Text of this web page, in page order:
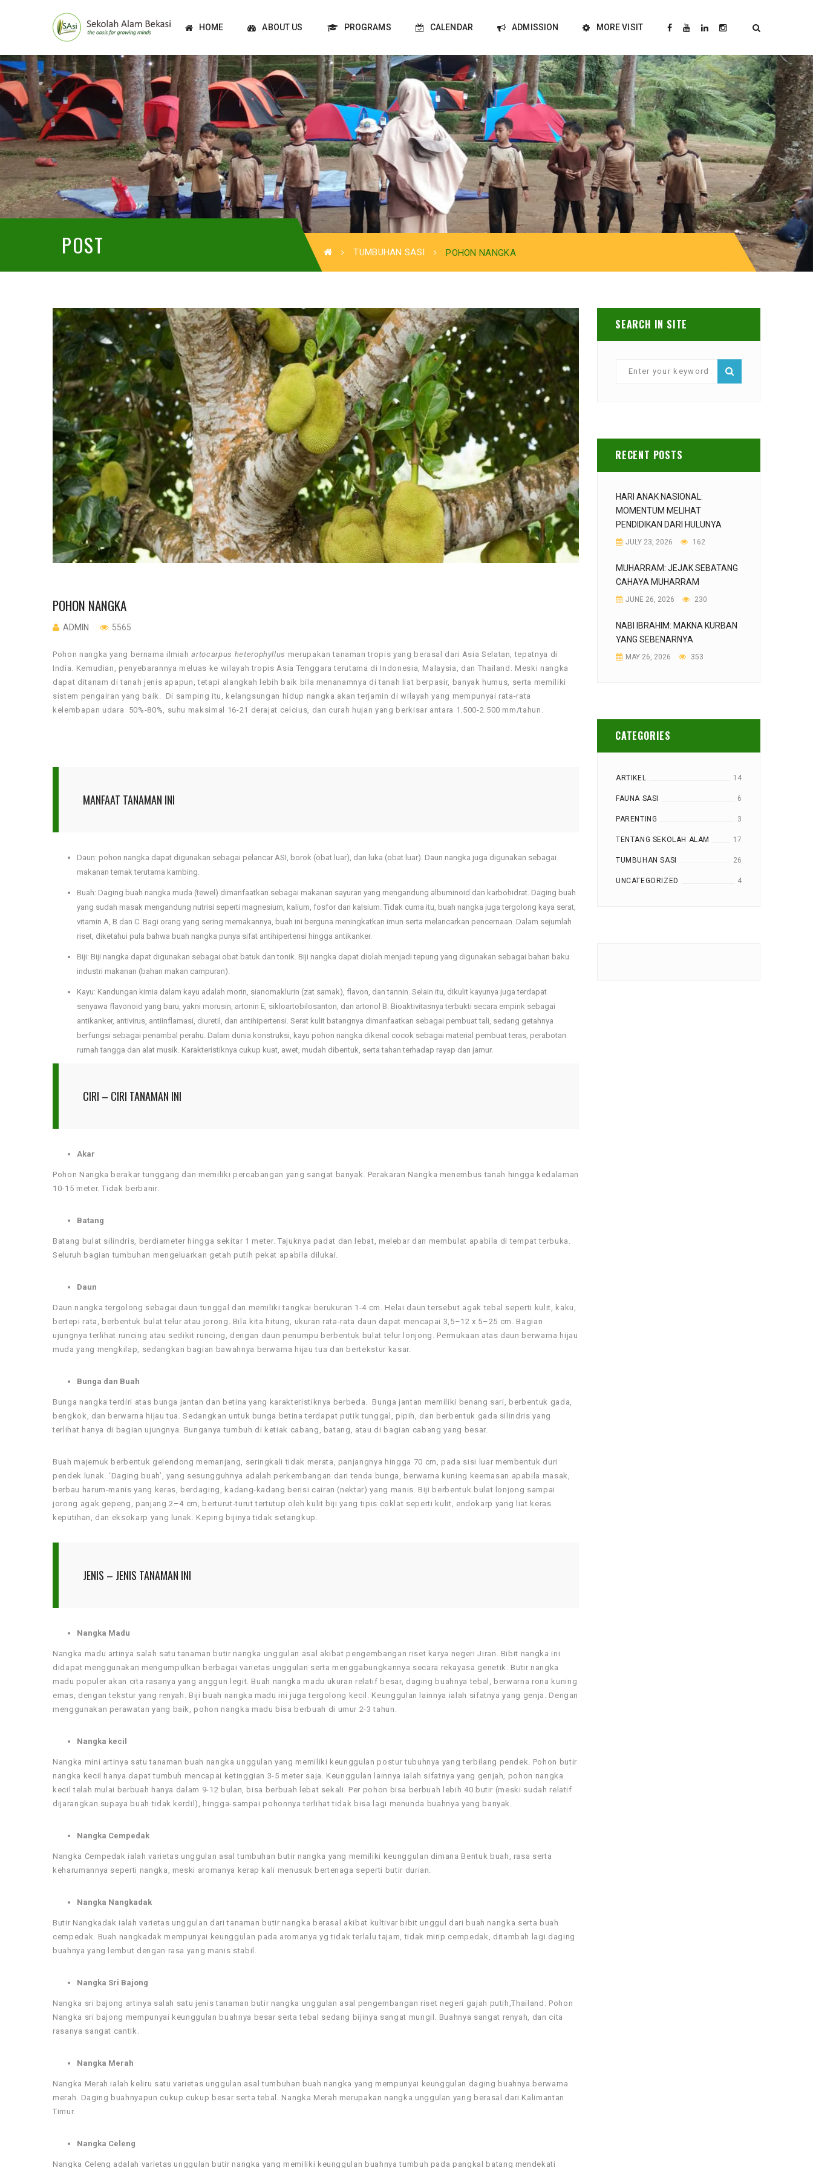
HOME ABOUT US PROGRAMS CALENDAR ADMISSION MORE VISIT
POST TUMBUHAN SASI POHON NANGKA
POHON NANGKA
ADMIN 5565
Pohon nangka yang bernama ilmiahartocarpus heterophyllus merupakan tanaman tropis yang berasal dari Asia Selatan, tepatnya di
India. Kemudian, penyebarannya meluas ke wilayah tropis Asia Tenggara terutama di Indonesia, Malaysia, dan Thailand. Meski nangka
dapat ditanam di tanah jenis apapun, tetapi alangkah lebih baik bila menanamnya di tanah liat berpasir, banyak humus, serta memiliki
sistem pengairan yang baik. Di samping itu, kelangsungan hidup nangka akan terjamin di wilayah yang mempunyai rata-rata
kelembapan udara 50%-80%, suhu maksimal 16-21 derajat celcius, dan curah hujan yang berkisar antara 1.500-2.500 mm/tahun.
MANFAAT TANAMAN INI
Daun: pohon nangka dapat digunakan sebagai pelancar ASI, borok (obat luar), dan luka (obat luar). Daun nangka juga digunakan sebagai
makanan ternak terutama kambing.
Buah: Daging buah nangka muda (tewel) dimanfaatkan sebagai makanan sayuran yang mengandung albuminoid dan karbohidrat. Daging buah
yang sudah masak mengandung nutrisi seperti magnesium, kalium, fosfor dan kalsium. Tidak cuma itu, buah nangka juga tergolong kaya serat,
vitamin A, B dan C. Bagi orang yang sering memakannya, buah ini berguna meningkatkan imun serta melancarkan pencernaan. Dalam sejumlah
riset, diketahui pula bahwa buah nangka punya sifat antihipertensi hingga antikanker.
Biji: Biji nangka dapat digunakan sebagai obat batuk dan tonik. Biji nangka dapat diolah menjadi tepung yang digunakan sebagai bahan baku
industri makanan (bahan makan campuran).
Kayu: Kandungan kimia dalam kayu adalah morin, sianomaklurin (zat samak), flavon, dan tannin. Selain itu, dikulit kayunya juga terdapat
senyawa flavonoid yang baru, yakni morusin, artonin E, sikloartobilosanton, dan artonol B. Bioaktivitasnya terbukti secara empirik sebagai
antikanker, antivirus, antiinflamasi, diuretil, dan antihipertensi. Serat kulit batangnya dimanfaatkan sebagai pembuat tali, sedang getahnya
berfungsi sebagai penambal perahu. Dalam dunia konstruksi, kayu pohon nangka dikenal cocok sebagai material pembuat teras, perabotan
rumah tangga dan alat musik. Karakteristiknya cukup kuat, awet, mudah dibentuk, serta tahan terhadap rayap dan jamur.
CIRI – CIRI TANAMAN INI
Akar
Pohon Nangka berakar tunggang dan memiliki percabangan yang sangat banyak. Perakaran Nangka menembus tanah hingga kedalaman
10-15 meter. Tidak berbanir.
Batang
Batang bulat silindris, berdiameter hingga sekitar 1 meter. Tajuknya padat dan lebat, melebar dan membulat apabila di tempat terbuka.
Seluruh bagian tumbuhan mengeluarkan getah putih pekat apabila dilukai.
Daun
Daun nangka tergolong sebagai daun tunggal dan memiliki tangkai berukuran 1-4 cm. Helai daun tersebut agak tebal seperti kulit, kaku,
bertepi rata, berbentuk bulat telur atau jorong. Bila kita hitung, ukuran rata-rata daun dapat mencapai 3,5–12 x 5–25 cm. Bagian
ujungnya terlihat runcing atau sedikit runcing, dengan daun penumpu berbentuk bulat telur lonjong. Permukaan atas daun berwarna hijau
muda yang mengkilap, sedangkan bagian bawahnya berwarna hijau tua dan bertekstur kasar.
Bunga dan Buah
Bunga nangka terdiri atas bunga jantan dan betina yang karakteristiknya berbeda. Bunga jantan memiliki benang sari, berbentuk gada,
bengkok, dan berwarna hijau tua. Sedangkan untuk bunga betina terdapat putik tunggal, pipih, dan berbentuk gada silindris yang
terlihat hanya di bagian ujungnya. Bunganya tumbuh di ketiak cabang, batang, atau di bagian cabang yang besar.
Buah majemuk berbentuk gelendong memanjang, seringkali tidak merata, panjangnya hingga 70 cm, pada sisi luar membentuk duri
pendek lunak. ‘Daging buah’, yang sesungguhnya adalah perkembangan dari tenda bunga, berwarna kuning keemasan apabila masak,
berbau harum-manis yang keras, berdaging, kadang-kadang berisi cairan (nektar) yang manis. Biji berbentuk bulat lonjong sampai
jorong agak gepeng, panjang 2–4 cm, berturut-turut tertutup oleh kulit biji yang tipis coklat seperti kulit, endokarp yang liat keras
keputihan, dan eksokarp yang lunak. Keping bijinya tidak setangkup.
JENIS – JENIS TANAMAN INI
Nangka Madu
Nangka madu artinya salah satu tanaman butir nangka unggulan asal akibat pengembangan riset karya negeri Jiran. Bibit nangka ini
didapat menggunakan mengumpulkan berbagai varietas unggulan serta menggabungkannya secara rekayasa genetik. Butir nangka
madu populer akan cita rasanya yang anggun legit. Buah nangka madu ukuran relatif besar, daging buahnya tebal, berwarna rona kuning
emas, dengan tekstur yang renyah. Biji buah nangka madu ini juga tergolong kecil. Keunggulan lainnya ialah sifatnya yang genja. Dengan
menggunakan perawatan yang baik, pohon nangka madu bisa berbuah di umur 2-3 tahun.
Nangka kecil
Nangka mini artinya satu tanaman buah nangka unggulan yang memiliki keunggulan postur tubuhnya yang terbilang pendek. Pohon butir
nangka kecil hanya dapat tumbuh mencapai ketinggian 3-5 meter saja. Keunggulan lainnya ialah sifatnya yang genjah, pohon nangka
kecil telah mulai berbuah hanya dalam 9-12 bulan, bisa berbuah lebat sekali. Per pohon bisa berbuah lebih 40 butir (meski sudah relatif
dijarangkan supaya buah tidak kerdil), hingga-sampai pohonnya terlihat tidak bisa lagi menunda buahnya yang banyak.
Nangka Cempedak
Nangka Cempedak ialah varietas unggulan asal tumbuhan butir nangka yang memiliki keunggulan dimana Bentuk buah, rasa serta
keharumannya seperti nangka, meski aromanya kerap kali menusuk bertenaga seperti butir durian.
Nangka Nangkadak
Butir Nangkadak ialah varietas unggulan dari tanaman butir nangka berasal akibat kultivar bibit unggul dari buah nangka serta buah
cempedak. Buah nangkadak mempunyai keunggulan pada aromanya yg tidak terlalu tajam, tidak mirip cempedak, ditambah lagi daging
buahnya yang lembut dengan rasa yang manis stabil.
Nangka Sri Bajong
Nangka sri bajong artinya salah satu jenis tanaman butir nangka unggulan asal pengembangan riset negeri gajah putih,Thailand. Pohon
Nangka sri bajong mempunyai keunggulan buahnya besar serta tebal sedang bijinya sangat mungil. Buahnya sangat renyah, dan cita
rasanya sangat cantik.
Nangka Merah
Nangka Merah ialah keliru satu varietas unggulan asal tumbuhan buah nangka yang mempunyai keunggulan daging buahnya berwarna
merah. Daging buahnyapun cukup cukup besar serta tebal. Nangka Merah merupakan nangka unggulan yang berasal dari Kalimantan
Timur.
Nangka Celeng
Nangka Celeng adalah varietas unggulan butir nangka yang memiliki keunggulan buahnya tumbuh pada pangkal batang mendekati
SEARCH IN SITE
RECENT POSTS
HARI ANAK NASIONAL:
MOMENTUM MELIHAT
PENDIDIKAN DARI HULUNYA
JULY 23, 2026 162
MUHARRAM: JEJAK SEBATANG
CAHAYA MUHARRAM
JUNE 26, 2026 230
NABI IBRAHIM: MAKNA KURBAN
YANG SEBENARNYA
MAY 26, 2026 353
CATEGORIES
ARTIKEL 14
FAUNA SASI 6
PARENTING 3
TENTANG SEKOLAH ALAM 17
TUMBUHAN SASI 26
UNCATEGORIZED 4